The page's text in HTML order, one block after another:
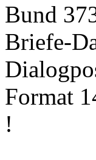
Bund
Briefe-
Format
!